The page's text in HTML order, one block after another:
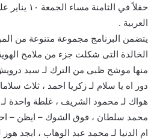
حفلاً في
العربية .
يتضمن البرنامج مجموعة متنوعة من
الخالدة التى شكلت جزء من ملامح
منها موشح ظبى من الترك لـ سيد
دور اه يا سلام لـ زكريا احمد ، ثلاث
هواك لـ محمود الشريف ، غلطة واحدة
محمد سلطان ، فوق الشوك – ايظن –
ام الدنيا لـ محمد عبد الوهاب ، ابجد